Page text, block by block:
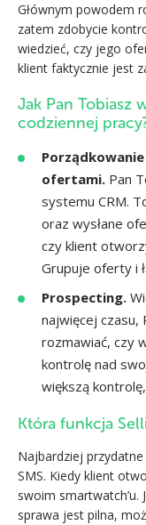
Głównym powodem
zatem zdobycie
wiedzieć, czy jego
klient faktycznie jest
Jak Pan Tobiasz
codziennej
ofertami. Pan
systemu CRM.
oraz wysłane
czy klient
Grupuje oferty i
Prospecting.
najwięcej czasu,
rozmawiać, czy
kontrolę nad
większą
Która funkcja
Najbardziej
SMS. Kiedy klient
swoim smartwatch’u.
sprawa jest pilna,